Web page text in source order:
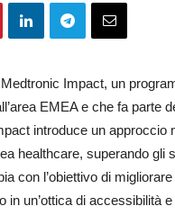
Impact, un
EMEA e che fa parte
introduce un
healthcare, superando
con l’obiettivo di
in un’ottica di accessibilità